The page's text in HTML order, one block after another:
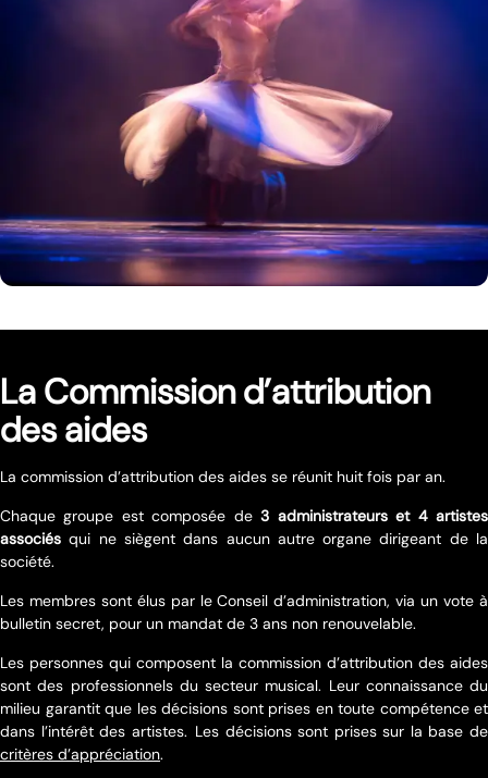
La Commission d’attribution
des aides
La commission d’attribution des aides se réunit huit fois par an.
Chaque groupe est composée de3 administrateurs et 4 artistes
associés qui ne siègent dans aucun autre organe dirigeant de la
société.
Les membres sont élus par le Conseil d’administration, via un vote à
bulletin secret, pour un mandat de 3 ans non renouvelable.
Les personnes qui composent la commission d’attribution des aides
sont des professionnels du secteur musical. Leur connaissance du
milieu garantit que les décisions sont prises en toute compétence et
dans l’intérêt des artistes. Les décisions sont prises sur la base de
critères d’appréciation.